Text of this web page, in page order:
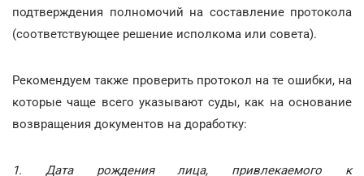
подтверждения полномочий на составление протокола
(соответствующее решение исполкома или совета).
Рекомендуем также проверить протокол на те ошибки, на
которые чаще всего указывают суды, как на основание
возвращения документов на доработку:
1. Дата рождения лица, привлекаемого к